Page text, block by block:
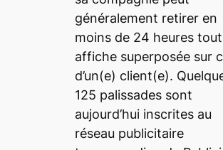
généralement retirer en
moins de 24 heures
affiche superposée sur
d’un(e) client(e).
125 palissades sont
aujourd’hui inscrites au
réseau publicitaire